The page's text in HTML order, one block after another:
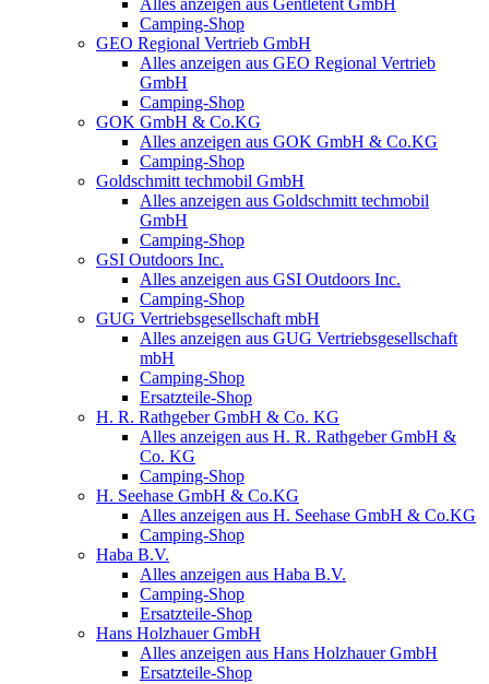
Alles anzeigen aus Gentletent GmbH
Camping-Shop
GEO Regional Vertrieb GmbH
Alles anzeigen aus GEO Regional Vertrieb
GmbH
Camping-Shop
GOK GmbH & Co.KG
Alles anzeigen aus GOK GmbH & Co.KG
Camping-Shop
Goldschmitt techmobil GmbH
Alles anzeigen aus Goldschmitt techmobil
GmbH
Camping-Shop
GSI Outdoors Inc.
Alles anzeigen aus GSI Outdoors Inc.
Camping-Shop
GUG Vertriebsgesellschaft mbH
Alles anzeigen aus GUG Vertriebsgesellschaft
mbH
Camping-Shop
Ersatzteile-Shop
H. R. Rathgeber GmbH & Co. KG
Alles anzeigen aus H. R. Rathgeber GmbH &
Co. KG
Camping-Shop
H. Seehase GmbH & Co.KG
Alles anzeigen aus H. Seehase GmbH & Co.KG
Camping-Shop
Haba B.V.
Alles anzeigen aus Haba B.V.
Camping-Shop
Ersatzteile-Shop
Hans Holzhauer GmbH
Alles anzeigen aus Hans Holzhauer GmbH
Ersatzteile-Shop